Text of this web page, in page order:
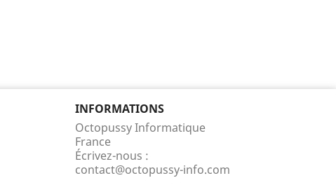
INFORMATIONS
Octopussy Informatique
France
Écrivez-nous :
contact@octopussy-info.com